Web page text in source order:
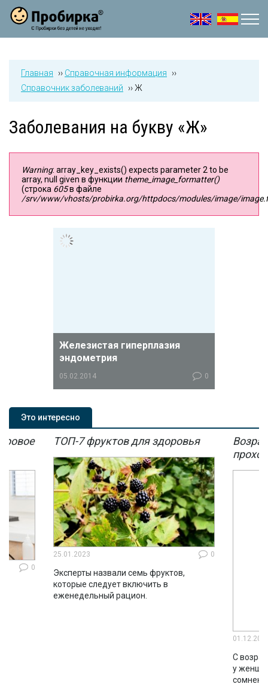
Jump to navigation
Главная ›› Справочная информация
››
Справочник заболеваний
›› Ж
Заболевания на букву «Ж»
Сообщение об ошибке
Warning: array_key_exists() expects parameter 2 to be
array, null given в функции theme_image_formatter()
(строка 605в файле
/srv/www/vhosts/probirka.org/httpdocs/modules/image/
Железистая гиперплазия
эндометрия
05.02.2014 0
эндометрия является ничем иным,
как патологическим процессом, при
развитии которого железистые
ткани слизистой матки начинают
Это интересно
0
ТОП-7 фруктов для здоровья
25.01.2023 0
Эксперты назвали семь фруктов,
которые следует включить в
еженедельный рацион.
С
у